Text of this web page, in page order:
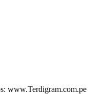
www.Terdigram.com.pe